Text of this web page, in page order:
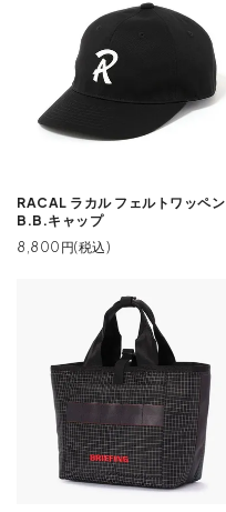
RACAL ラカル フェルトワッペン
B.B.キャップ
8,800円(税込)